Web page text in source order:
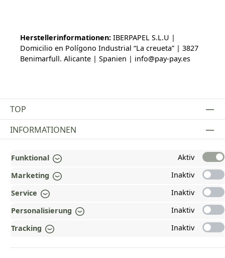
Herstellerinformationen: IBERPAPEL S.L.U |
Domicilio en Polígono Industrial “La creueta” | 3827
Benimarfull. Alicante | Spanien | info@pay-pay.es
TOP
INFORMATIONEN
ZAHLUNGS- UND VERSANDARTEN
AUSGEZEICHNET UND ZERTIFIZIERT!
WARUM HEAD-SHOP.DE?
UNSERE COMMUNITIES
Funktional
Aktiv
Marketing
Inaktiv
Service
Inaktiv
Personalisierung
Inaktiv
Tracking
Inaktiv